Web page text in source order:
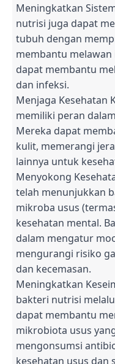
Meningkatkan
nutrisi juga dapat
tubuh dengan
membantu
dapat membantu
dan infeksi.
Menjaga Kesehatan
memiliki peran
Mereka dapat
kulit, memerangi
lainnya untuk
Menyokong
telah menunjukkan
mikroba usus
kesehatan mental.
dalam mengatur
mengurangi risiko
dan kecemasan.
Meningkatkan
bakteri nutrisi
dapat membantu
mikrobiota usus
mengonsumsi
kesehatan usus dan